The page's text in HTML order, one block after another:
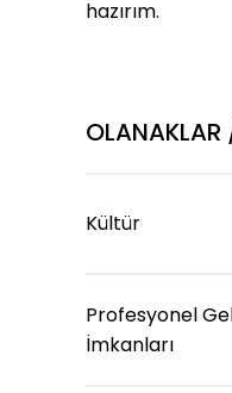
hazırım.
Kültür
Profesyonel
İmkanları